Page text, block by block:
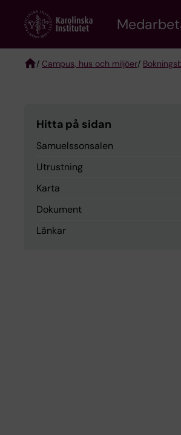
content
/ Campus, hus och miljöer/
Hitta på sidan
Samuelssonsalen
Utrustning
Karta
Dokument
Länkar